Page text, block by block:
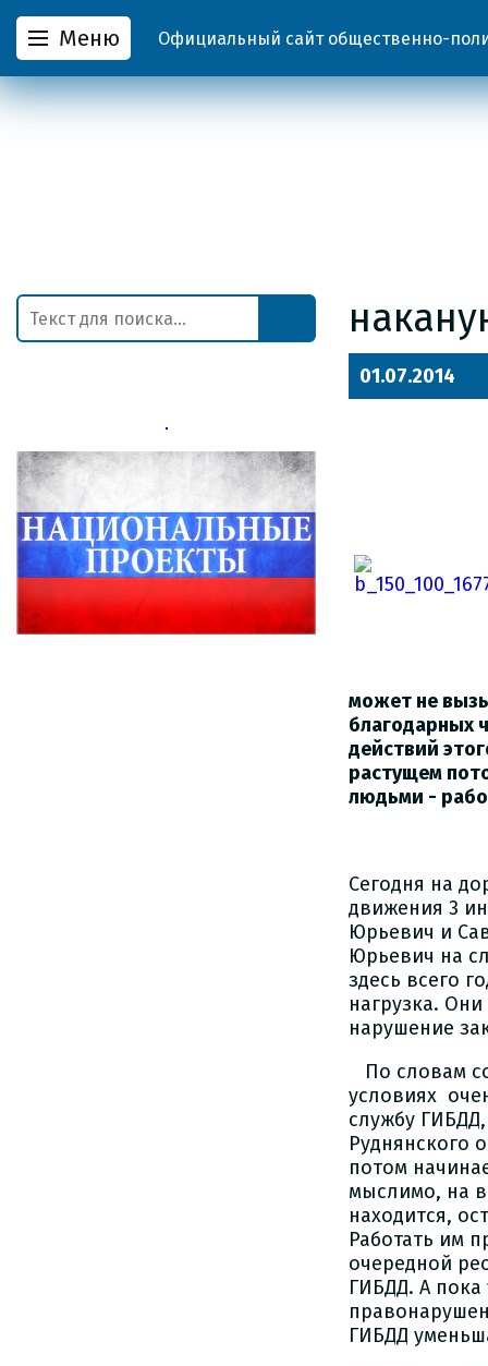
Меню Официальный сайт общественно-
01.07.2014
может не
благодарных
действий
растущем
людьми -
Сегодня на
движения 3
Юрьевич и
Юрьевич на
здесь всего
нагрузка.
нарушение
По словам
условиях
службу
Руднянского
потом
мыслимо, на
находится,
Работать им
очередной
ГИБДД. А пока
ГИБДД